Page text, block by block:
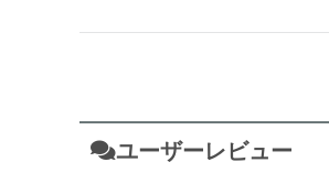
ユーザーレビュー